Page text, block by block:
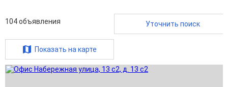
104объявления Уточнить поиск
Показать на карте